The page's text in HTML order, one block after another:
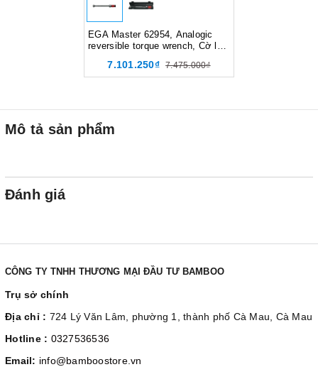
EGA Master 62954, Analogic
reversible torque wrench, Cờ lê
7.101.250₫ 7.475.000₫
Mô tả sản phẩm
Đánh giá
CÔNG TY TNHH THƯƠNG MẠI ĐẦU TƯ BAMBOO
Trụ sở chính
Địa chỉ : 724 Lý Văn Lâm, phường 1, thành phố Cà Mau, Cà Mau
Hotline : 0327536536
Email: info@bamboostore.vn